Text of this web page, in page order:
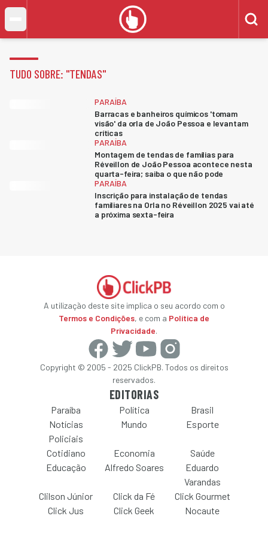
TUDO SOBRE: "TENDAS"
PARAÍBA
Barracas e banheiros químicos 'tomam
visão' da orla de João Pessoa e levantam
críticas
PARAÍBA
Montagem de tendas de famílias para
Réveillon de João Pessoa acontece nesta
quarta-feira; saiba o que não pode
PARAÍBA
Inscrição para instalação de tendas
familiares na Orla no Réveillon 2025 vai até
a próxima sexta-feira
A utilização deste site implica o seu acordo com o
Termos e Condições, e com a Política de
Privacidade.
Copyright © 2005 - 2025 ClickPB. Todos os direitos
reservados.
EDITORIAS
Paraíba Política
Brasil
Notícias
Policiais
Mundo Esporte
Cotidiano Economia
Saúde
Educação
Alfredo Soares
Eduardo
Varandas
Clilson Júnior
Click da Fé
Click Gourmet
Click Jus
Click Geek Nocaute